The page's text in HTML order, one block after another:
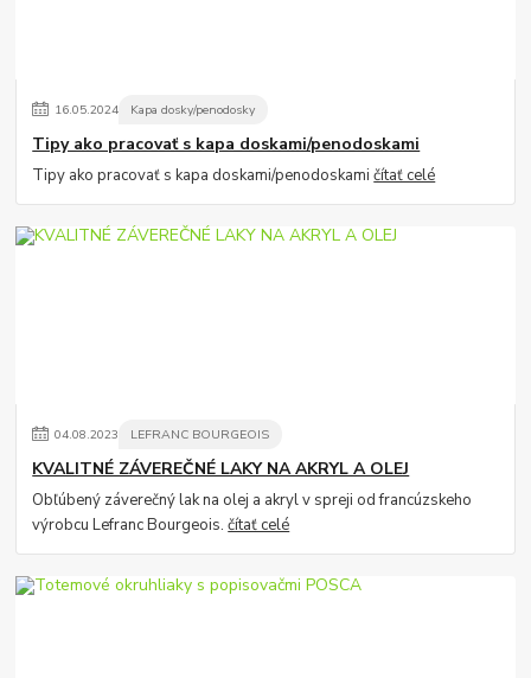
16.05.2024 Kapa dosky/penodosky
Tipy ako pracovať s kapa doskami/penodoskami
Tipy ako pracovať s kapa doskami/penodoskamičítať celé
04.08.2023 LEFRANC BOURGEOIS
KVALITNÉ ZÁVEREČNÉ LAKY NA AKRYL A OLEJ
Obľúbený záverečný lak na olej a akryl v spreji od francúzskeho
výrobcu Lefranc Bourgeois.čítať celé